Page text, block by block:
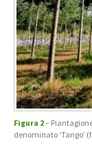
Figura 2–
denominato ‘Tango’